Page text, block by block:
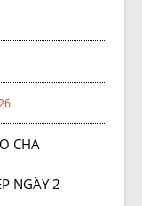
CHA
NGÀY 2